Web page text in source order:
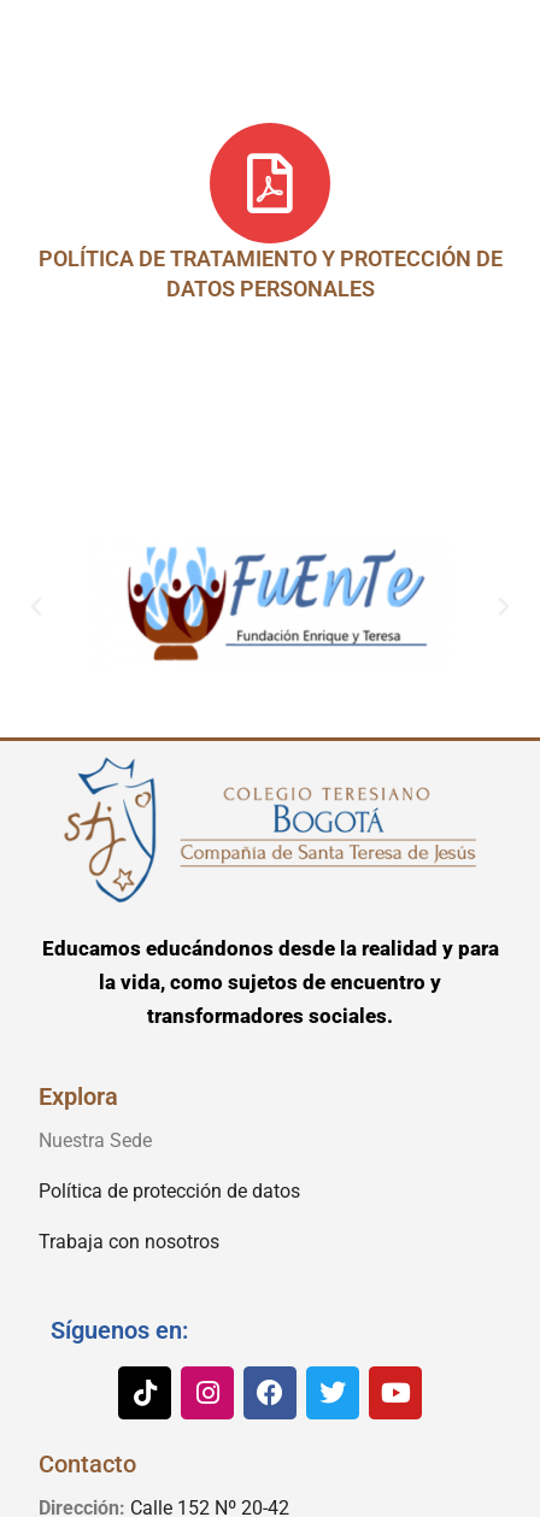
POLÍTICA DE TRATAMIENTO Y PROTECCIÓN DE
DATOS PERSONALES
Educamos educándonos desde la realidad y para
la vida, como sujetos de encuentro y
transformadores sociales.
Explora
Nuestra Sede
Política de protección de datos
Trabaja con nosotros
Síguenos en:
Contacto
Dirección: Calle 152 Nº 20-42